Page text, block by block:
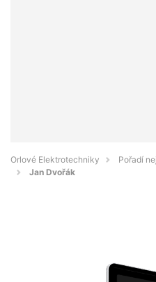
Orlové Elektrotechniky
Pořadí
Jan Dvořák